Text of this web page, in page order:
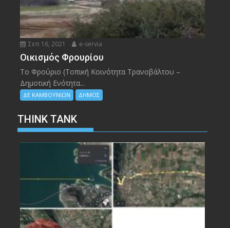
Σεπ 16, 2021 e-servia
Οικισμός Φρουρίου
Το Φρούριο (Τοπική Κοινότητα Τρανοβάλτου –
Δημοτική Ενότητα...
ΔΕ ΚΑΜΒΟΥΝΙΩΝ ΔΗΜΟΣ
THINK TANK